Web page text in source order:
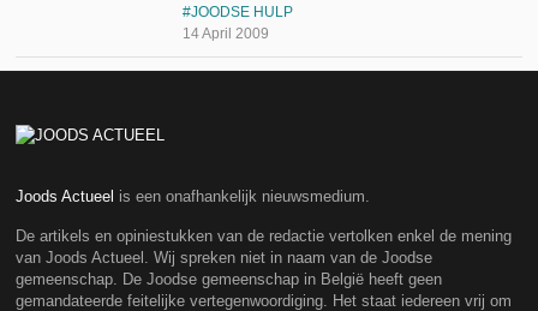
14 April 2009
JOODSE HULP
Joods Actueel is een onafhankelijk nieuwsmedium.
De artikels en opiniestukken van de redactie vertolken enkel de mening
van Joods Actueel. Wij spreken niet in naam van de Joodse
gemeenschap. De Joodse gemeenschap in België heeft geen
gemandateerde feitelijke vertegenwoordiging. Het staat iedereen vrij om